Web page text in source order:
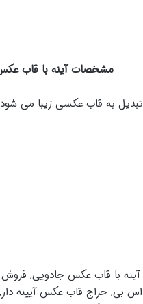
مشخصات آینه با قاب
به قاب عکسی زیبا می